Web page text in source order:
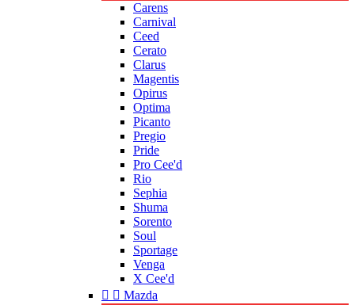
Carens
Carnival
Ceed
Cerato
Clarus
Magentis
Opirus
Optima
Picanto
Pregio
Pride
Pro Cee'd
Rio
Sephia
Shuma
Sorento
Soul
Sportage
Venga
X Cee'd
  Mazda